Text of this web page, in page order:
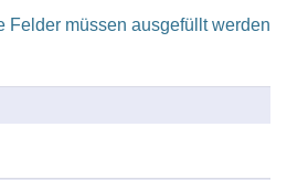
Felder müssen ausgefüllt werden